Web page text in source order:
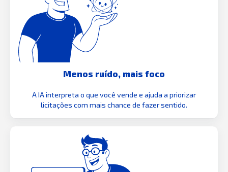
Menos ruído, mais foco
A IA interpreta o que você vende e ajuda a priorizar
licitações com mais chance de fazer sentido.